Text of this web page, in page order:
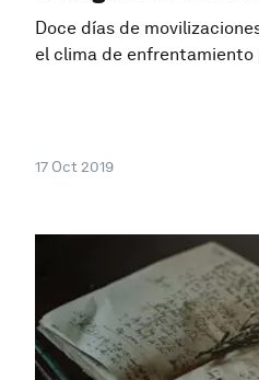
Doce días de
el clima de enfrentamiento
17 Oct 2019